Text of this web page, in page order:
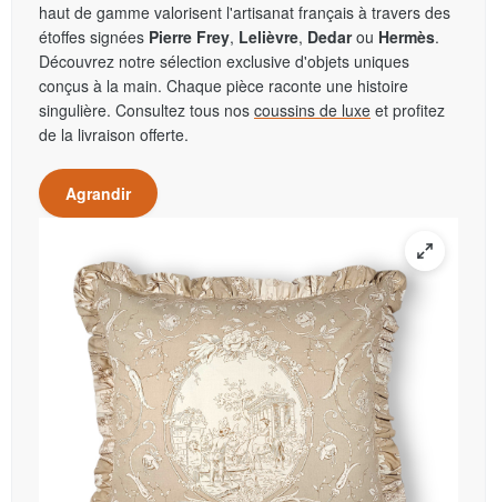
haut de gamme valorisent l'artisanat français à travers des
étoffes signées Pierre Frey, Lelièvre, Dedarou Hermès.
Découvrez notre sélection exclusive d'objets uniques
conçus à la main. Chaque pièce raconte une histoire
singulière. Consultez tous nos coussins de luxe et profitez
de la livraison offerte.
Agrandir